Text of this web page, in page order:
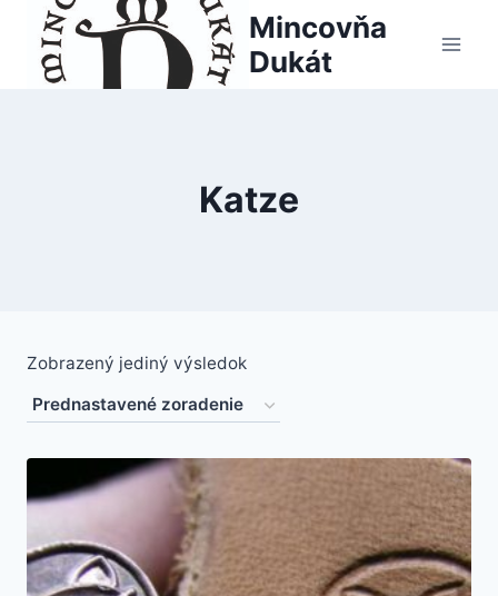
content
Mincovňa
Dukát
Katze
Zobrazený jediný výsledok